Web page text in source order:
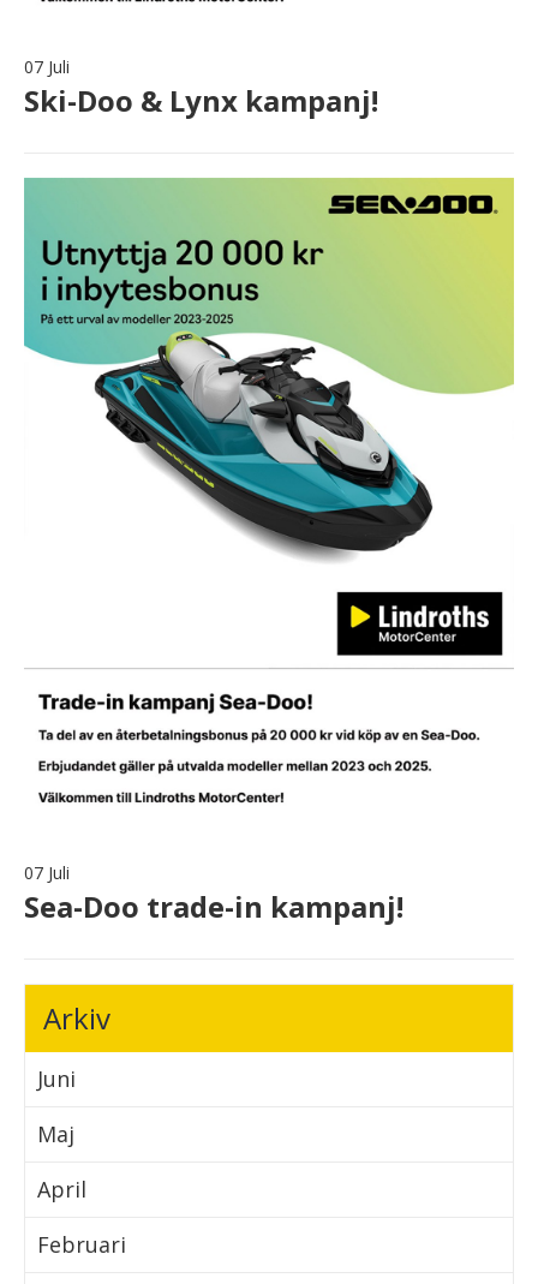
07 Juli
Ski-Doo & Lynx kampanj!
07 Juli
Sea-Doo trade-in kampanj!
Arkiv
Juni
Maj
April
Februari